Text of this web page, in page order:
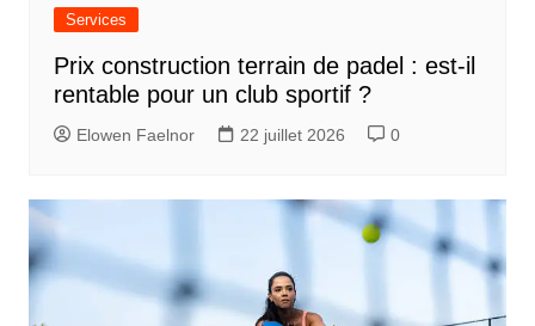
Services
Prix construction terrain de padel : est-il
rentable pour un club sportif ?
Elowen Faelnor 22 juillet 2026 0